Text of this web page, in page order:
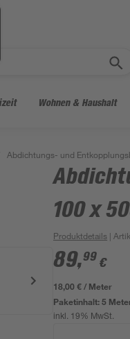
Wohnen & Haushalt
Abdichtungs- und
100 x
Produktdetails |
89,99 €
18,00 € / Meter
Paketinhalt:5
inkl. 19% MwSt.